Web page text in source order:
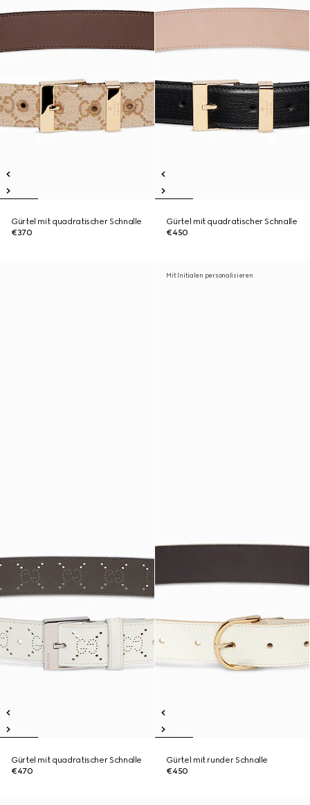
Gürtel mit quadratischer Schnalle
€370
Gürtel mit quadratischer Schnalle
€450
Gürtel mit quadratischer Schnalle
€470
Mit Initialen personalisieren
Gürtel mit runder Schnalle
€450